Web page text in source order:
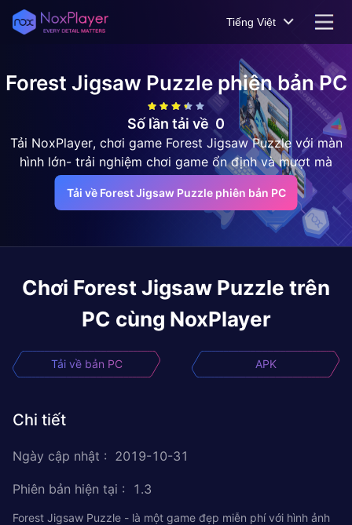
Tiếng Việt
Forest Jigsaw Puzzlephiên bản PC
Số lần tải về 0
Tải NoxPlayer, chơi game Forest Jigsaw Puzzle với màn
hình lớn- trải nghiệm chơi game ổn định và mượt mà
Tải về Forest Jigsaw Puzzle phiên bản PC
Chơi Forest Jigsaw Puzzle trên
PC cùng NoxPlayer
Tải về bản PC APK
Chi tiết
Ngày cập nhật : 2019-10-31
Phiên bản hiện tại : 1.3
Forest Jigsaw Puzzle - là một game đẹp miễn phí với hình ảnh